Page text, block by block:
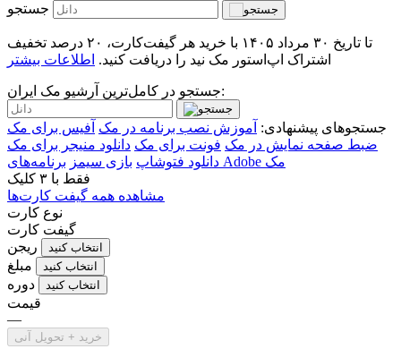
جستجو
تا تاریخ ۳۰ مرداد ۱۴۰۵ با خرید هر گیفت‌کارت، ۲۰ درصد تخفیف
اشتراک اپ‌استور مک نید را دریافت کنید. اطلاعات بیشتر
جستجو در کامل‌ترین آرشیو مک ایران:
جستجوهای پیشنهادی: آموزش نصب برنامه در مک آفیس برای مک
ضبط صفحه نمایش در مک فونت برای مک دانلود منیجر برای مک
دانلود فتوشاپ بازی سیمز
برنامه‌های Adobe مک
فقط با ۳ کلیک
مشاهده همه گیفت کارت‌ها
نوع کارت
گیفت کارت
ریجن
انتخاب کنید
مبلغ انتخاب کنید
دوره انتخاب کنید
قیمت
—
خرید + تحویل آنی